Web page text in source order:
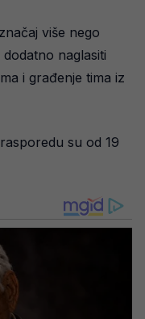
više nego
naglasiti
i građenje tima iz
su od 19